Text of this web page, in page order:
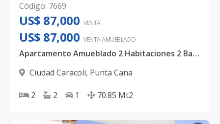
Código: 7669
US$ 87,000 VENTA
US$ 87,000 VENTA AMUEBLADO
Apartamento Amueblado 2 Habitaciones 2 Baños Ciudad Caracolí Primer Nivel
Ciudad Caracoli, Punta Cana
2 2 1 70.85 Mt2